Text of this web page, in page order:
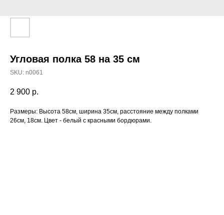
Угловая полка 58 на 35 см
SKU: n0061
2 900 р.
Размеры: Высота 58см, ширина 35см, расстояние между полками
26см, 18см. Цвет - белый с красными бордюрами.